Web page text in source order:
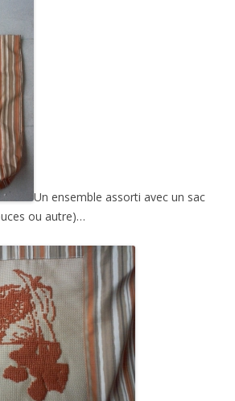
Un ensemble assorti avec un sac
ou autre)…